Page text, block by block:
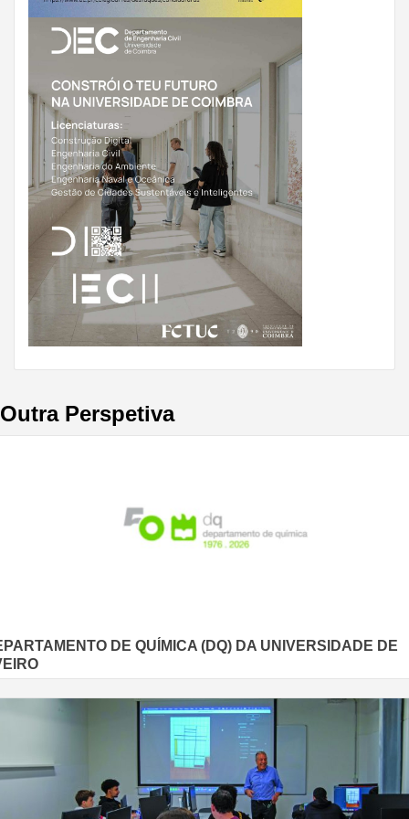
Outra Perspetiva
DE QUÍMICA (DQ) DA UNIVERSIDADE DE